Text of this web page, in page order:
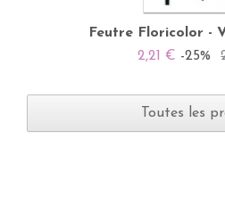
Feutre Floricolor -
2,21 € -25%
Toutes les